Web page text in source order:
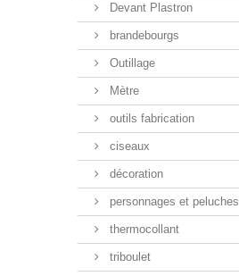
Devant Plastron
brandebourgs
Outillage
Mètre
outils fabrication
ciseaux
décoration
personnages et peluches
thermocollant
triboulet